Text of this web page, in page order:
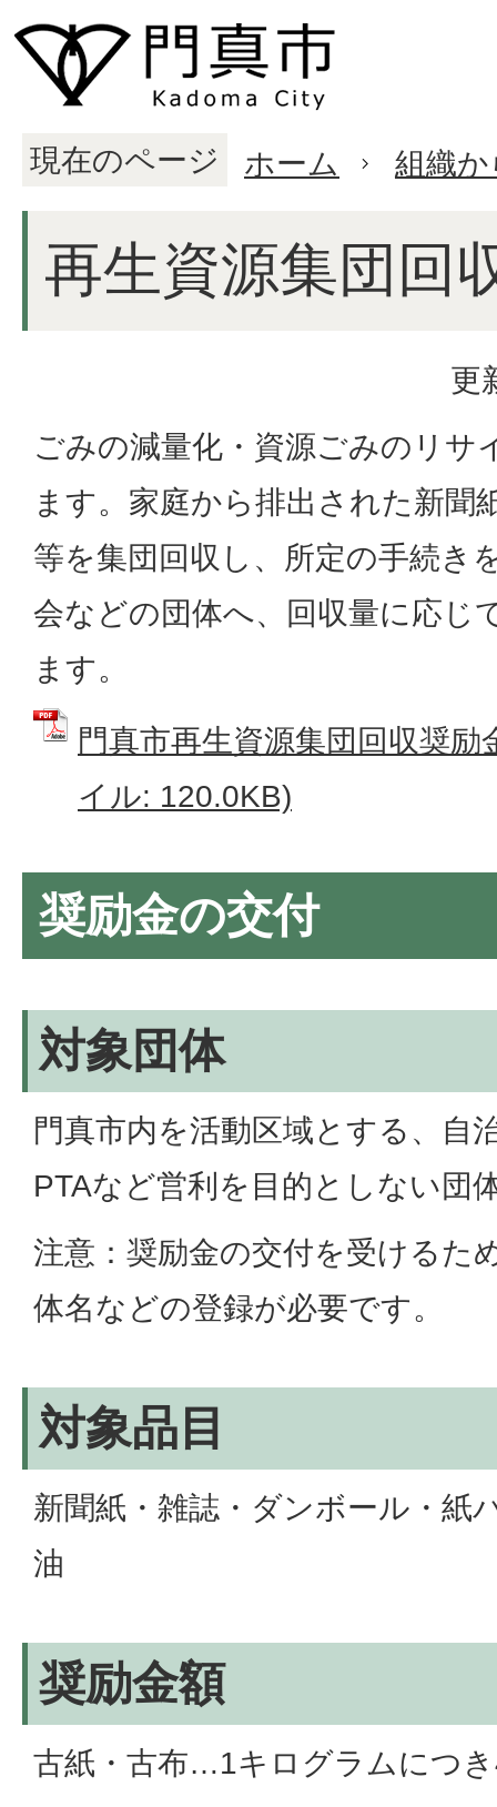
現在のページ ホーム 組織
再生資源集団回
更
ごみの減量化・資源ごみのリサ
ます。家庭から排出された新聞
等を集団回収し、所定の手続き
会などの団体へ、回収量に応じ
ます。
門真市再生資源集団回収奨
イル: 120.0KB)
奨励金の交付
対象団体
門真市内を活動区域とする、自
PTAなど営利を目的としない団
注意：奨励金の交付を受けるた
体名などの登録が必要です。
対象品目
新聞紙・雑誌・ダンボール・紙
油
奨励金額
古紙・古布…1キログラムにつ